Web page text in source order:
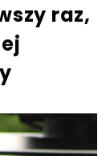
raz,